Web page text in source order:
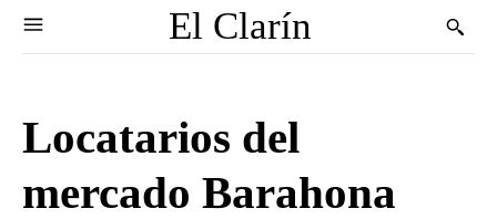
El Clarín
Locatarios del
mercado Barahona